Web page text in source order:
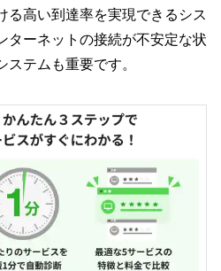
る高い到達率を実現できるシス
ターネットの接続が不安定な状
テムも重要です。